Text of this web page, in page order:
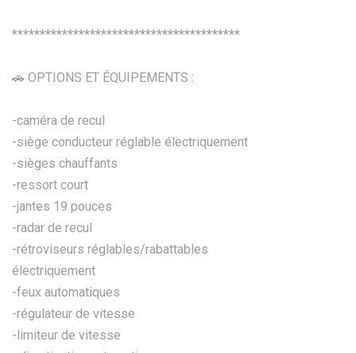
*****************************************
🚗 OPTIONS ET ÉQUIPEMENTS :
-caméra de recul
-siège conducteur réglable électriquement
-sièges chauffants
-ressort court
-jantes 19 pouces
-radar de recul
-rétroviseurs réglables/rabattables
électriquement
-feux automatiques
-régulateur de vitesse
-limiteur de vitesse